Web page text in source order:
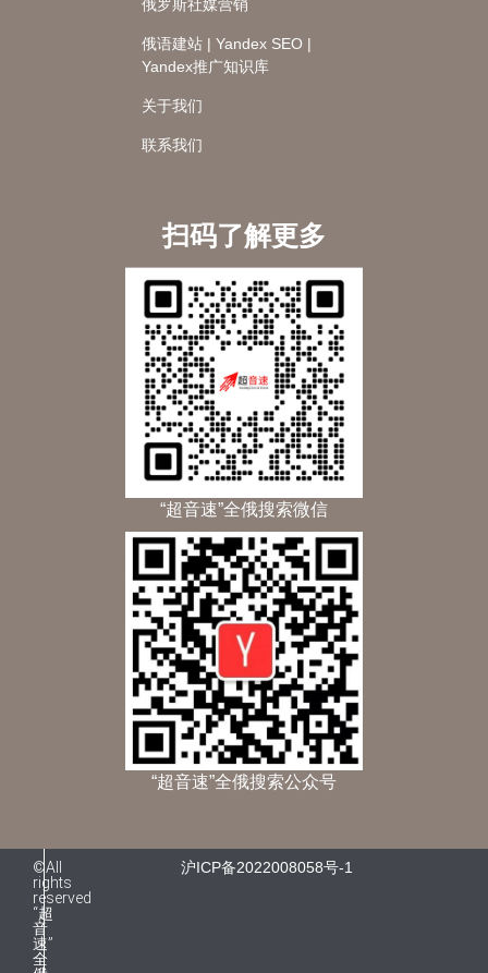
俄罗斯社媒营销
俄语建站 | Yandex SEO |
Yandex推广知识库
关于我们
联系我们
扫码了解更多
“超音速”全俄搜索微信
“超音速”全俄搜索公众号
©All
rights
reserved
“超
音
速”
全
沪ICP备2022008058号-1